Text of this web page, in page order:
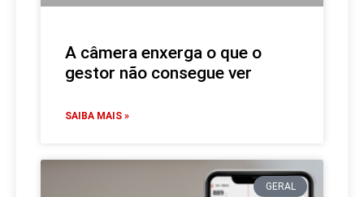
A câmera enxerga o que o
gestor não consegue ver
SAIBA MAIS »
GERAL